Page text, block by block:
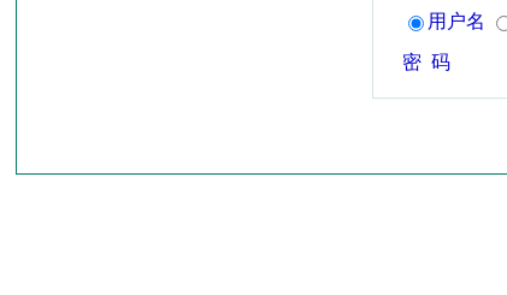
用户名
密 码